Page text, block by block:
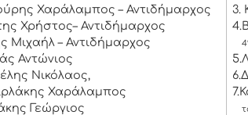
Χαράλαμπος – Αντιδήμαρχος
Χρήστος– Αντιδήμαρχος
Μιχαήλ – Αντιδήμαρχος
Αντώνιος
Νικόλαος,
Χαράλαμπος
Γεώργιος
3.
4